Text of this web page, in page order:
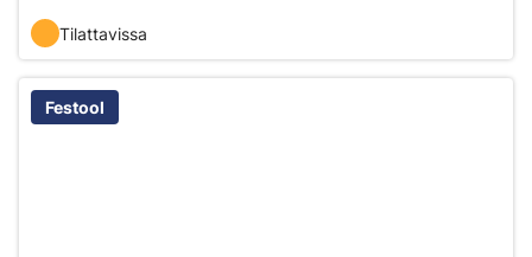
Tilattavissa
Festool